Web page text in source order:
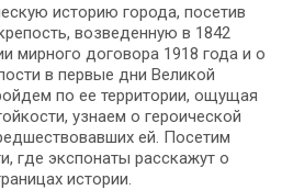
историю города, посетив
возведенную в 1842
мирного договора 1918 года и о
в первые дни Великой
по ее территории, ощущая
узнаем о героической
ей. Посетим
где экспонаты расскажут о
истории.